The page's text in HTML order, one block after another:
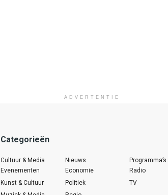
ADVERTENTIE
Categorieën
Cultuur & Media
Evenementen
Kunst & Cultuur
Nieuws
Economie
Politiek
Programma’s
Radio
TV